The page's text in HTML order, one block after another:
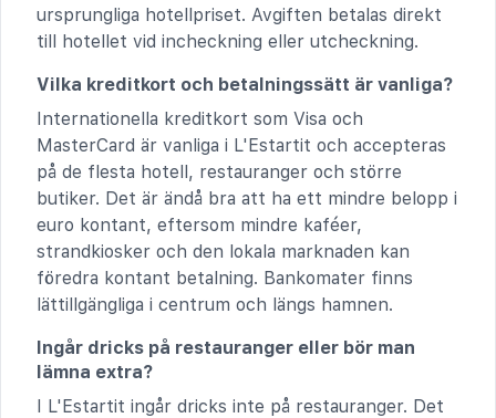
ursprungliga hotellpriset. Avgiften betalas direkt
till hotellet vid incheckning eller utcheckning.
Vilka kreditkort och betalningssätt är vanliga?
Internationella kreditkort som Visa och
MasterCard är vanliga i L'Estartit och accepteras
på de flesta hotell, restauranger och större
butiker. Det är ändå bra att ha ett mindre belopp i
euro kontant, eftersom mindre kaféer,
strandkiosker och den lokala marknaden kan
föredra kontant betalning. Bankomater finns
lättillgängliga i centrum och längs hamnen.
Ingår dricks på restauranger eller bör man
lämna extra?
I L'Estartit ingår dricks inte på restauranger. Det